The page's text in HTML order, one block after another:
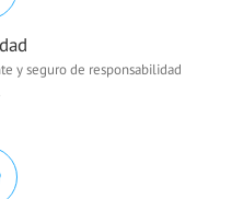
y seguro de responsabilidad